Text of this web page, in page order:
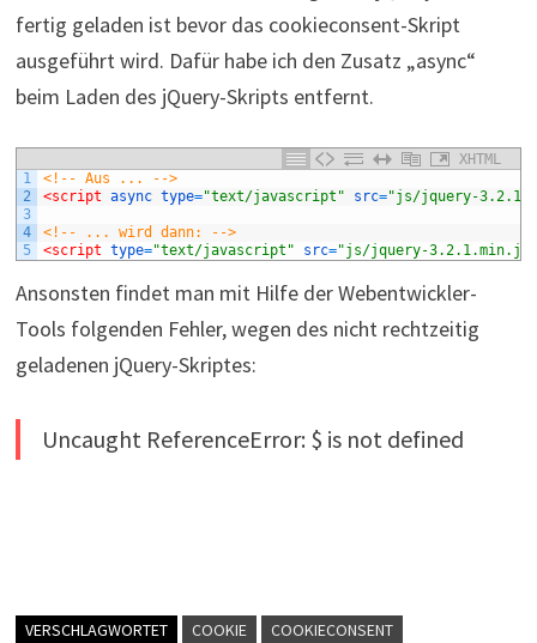
fertig geladen ist bevor das cookieconsent-Skript
ausgeführt wird. Dafür habe ich den Zusatz „async“
beim Laden des jQuery-Skripts entfernt.
XHTML
1
2
3
4
5
<!-- Aus ... -->
<script async type="text/javascript" src="js/jquery-
<!-- ... wird dann: -->
<script type="text/javascript" src="js/jquery-3.2.1.min.js"
Ansonsten findet man mit Hilfe der Webentwickler-
Tools folgenden Fehler, wegen des nicht rechtzeitig
geladenen jQuery-Skriptes:
Uncaught ReferenceError: $ is not defined
VERSCHLAGWORTET COOKIE
COOKIECONSENT